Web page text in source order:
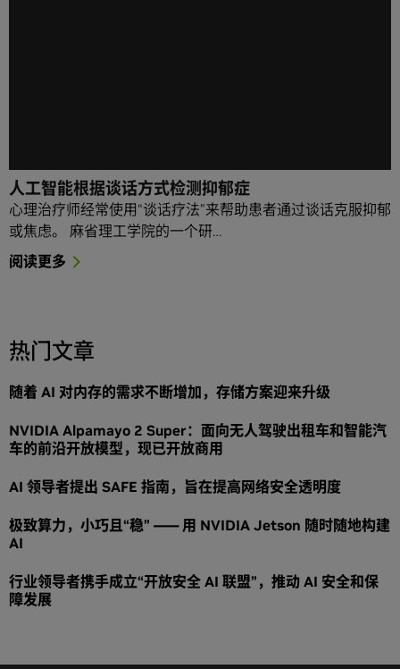
人工智能根据谈话方式检测抑郁症
心理治疗师经常使用“谈话疗法”来帮助患者通过谈话克服抑郁
或焦虑。 麻省理工学院的一个研…
阅读更多
热门文章
随着 AI 对内存的需求不断增加，存储方案迎来升级
NVIDIA Alpamayo 2 Super：面向无人驾驶出租车和智能汽
车的前沿开放模型，现已开放商用
AI 领导者提出 SAFE 指南，旨在提高网络安全透明度
极致算力，小巧且“稳” —— 用 NVIDIA Jetson 随时随地构建
AI
行业领导者携手成立“开放安全 AI 联盟”，推动 AI 安全和保
障发展